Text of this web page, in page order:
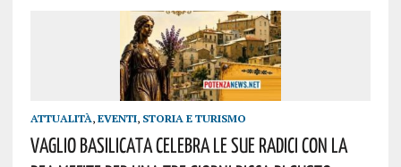
ATTUALITÀ, EVENTI, STORIA E TURISMO
Vaglio Basilicata Celebra Le Sue Radici Con La